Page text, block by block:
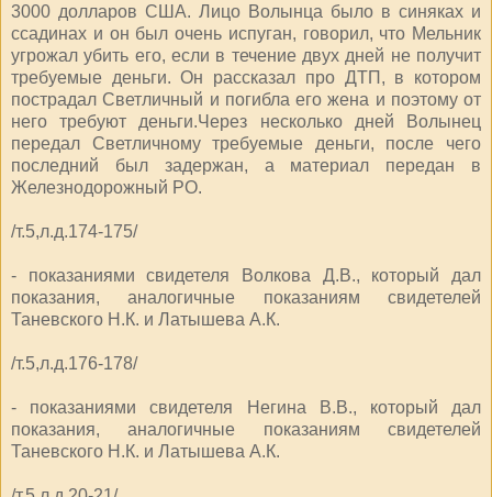
3000 долларов США. Лицо Волынца было в синяках и
ссадинах и он был очень испуган, говорил, что Мельник
угрожал убить его, если в течение двух дней не получит
требуемые деньги. Он рассказал про ДТП, в котором
пострадал Светличный и погибла его жена и поэтому от
него требуют деньги.Через несколько дней Волынец
передал Светличному требуемые деньги, после чего
последний был задержан, а материал передан в
Железнодорожный РО.
/т.5,л.д.174-175/
- показаниями свидетеля Волкова Д.В., который дал
показания, аналогичные показаниям свидетелей
Таневского Н.К. и Латышева А.К.
/т.5,л.д.176-178/
- показаниями свидетеля Негина В.В., который дал
показания, аналогичные показаниям свидетелей
Таневского Н.К. и Латышева А.К.